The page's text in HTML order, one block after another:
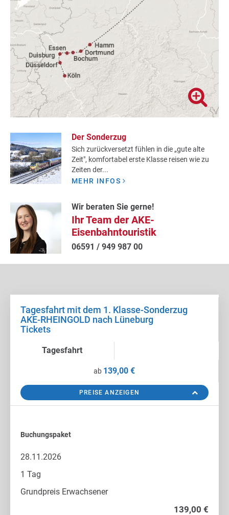
Der Sonderzug
Sich zurückversetzt fühlen in die „gute alte
Zeit", komfortabel erste Klasse reisen wie zu
Zeiten der...
MEHR INFOS
Wir beraten Sie gerne!
Ihr Team der AKE-
Eisenbahntouristik
06591 / 949 987 00
Tagesfahrt mit dem 1. Klasse-Sonderzug
AKE-RHEINGOLD nach Lüneburg
Tickets
Tagesfahrt
ab 139,00 €
PREISE ANZEIGEN
Buchungspaket
28.11.2026
1 Tag
Grundpreis Erwachsener
139,00 €